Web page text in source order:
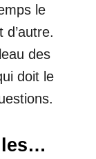
le
des
doit le